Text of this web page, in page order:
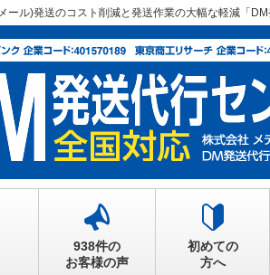
ール)発送のコスト削減と発送作業の大幅な軽減「DM
938件の
お客様の声
初めての
方へ